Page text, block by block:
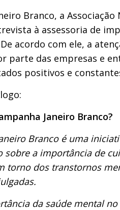
Branco, a
à assessoria de
acordo com ele, a
parte das empresas e
positivos e
Janeiro Branco?
Branco é uma
a importância de
torno dos transtornos
da saúde mental